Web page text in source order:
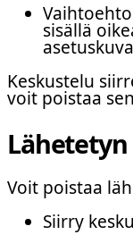
sisällä
Keskustelu
voit poistaa
Voit poistaa
Siirry